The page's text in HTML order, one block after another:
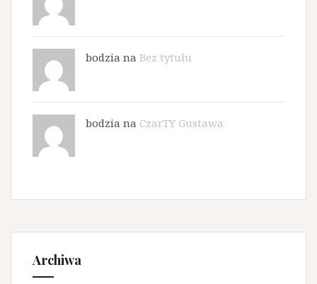
bodzia na Bez tytułu
bodzia na CzarTY Gustawa
Archiwa